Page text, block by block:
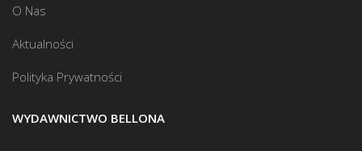
O Nas
Aktualności
Polityka Prywatności
WYDAWNICTWO BELLONA